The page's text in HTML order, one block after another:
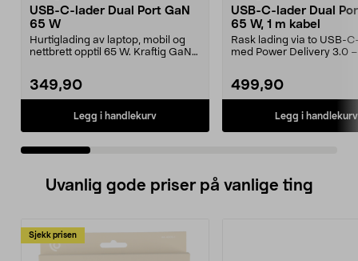
USB-C-lader Dual Port GaN
65 W
Hurtiglading av laptop, mobil og
nettbrett opptil 65 W. Kraftig GaN-
349,90
Legg i handlekurv
USB-C-lader Dual
65 W, 1 m kabel
Rask lading via to USB-
med Power Delivery 3.0
499,90
Legg i handlekurv
Uvanlig gode priser på vanlige ting
Sjekk prisen